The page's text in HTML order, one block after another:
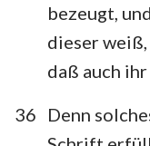
bezeugt,
dieser
daß auch
36
Denn